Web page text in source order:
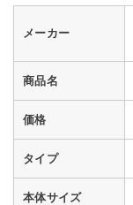
メーカー
商品名
価格
タイプ
本体サイズ